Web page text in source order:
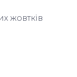
жовтків